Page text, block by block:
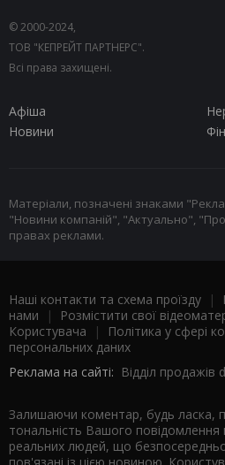
© 2000-2024,
ТОВ "КЕПРЕЙТ ПАРТНЕРС".
Всі права захищені.
Афіша
Новини
Матеріали, позначені знаками
"Новини компаній", "Актуально",
правах реклами.
Наші контакти та схема проїзду |
нами | Розмістити свої
Користувача |
Політика у сфері
персональних даних
Реклама на сайті: Відділ продажів
Залишаючи коментар, будь ласка,
тональність Вашого
реальних людей, що